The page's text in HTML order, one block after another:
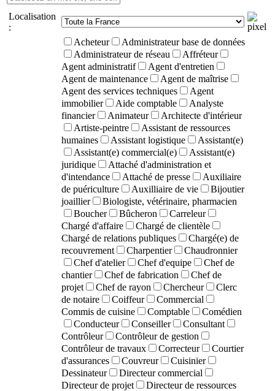
Localisation
:
Acheteur
Administrateur base de données
Administrateur de réseau
Affréteur
Agent administratif
Agent d'entretien
Agent de maintenance
Agent de maîtrise
Agent des services techniques
Agent
immobilier
Aide comptable
Analyste
financier
Animateur
Architecte d'intérieur
Artiste-peintre
Assistant de ressources
humaines
Assistant logistique
Assistant(e)
Assistant(e) commercial(e)
Assistant(e)
juridique
Attaché d'administration et
d'intendance
Attaché de presse
Auxiliaire
de puériculture
Auxilliaire de vie
Bijoutier
joaillier
Biologiste, vétérinaire, pharmacien
Boucher
Bûcheron
Carreleur
Chargé d'affaire
Chargé de clientèle
Chargé de relations publiques
Chargé(e) de
recouvrement
Charpentier
Chaudronnier
Chef d'atelier
Chef d'equipe
Chef de
chantier
Chef de fabrication
Chef de
projet
Chef de rayon Chercheur
Clerc
de notaire
Coiffeur
Commercial
Commis de cuisine
Comptable
Comédien
Conducteur
Conseiller
Consultant
Contrôleur
Contrôleur de gestion
Contrôleur de travaux
Correcteur
Courtier
d'assurances
Couvreur
Cuisinier
Dessinateur
Directeur commercial
Directeur de projet
Directeur de ressources